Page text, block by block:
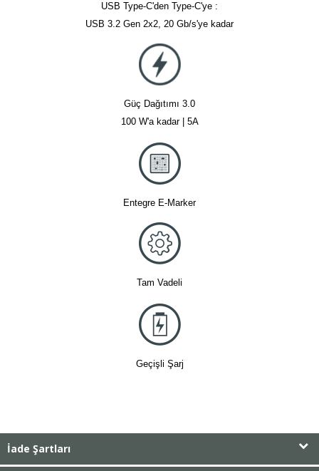
USB Type-C'den Type-C'ye :
USB 3.2 Gen 2x2, 20 Gb/s'ye kadar
Güç Dağıtımı 3.0
100 W'a kadar | 5A
Entegre E-Marker
Tam Vadeli
Geçişli Şarj
İade Şartları